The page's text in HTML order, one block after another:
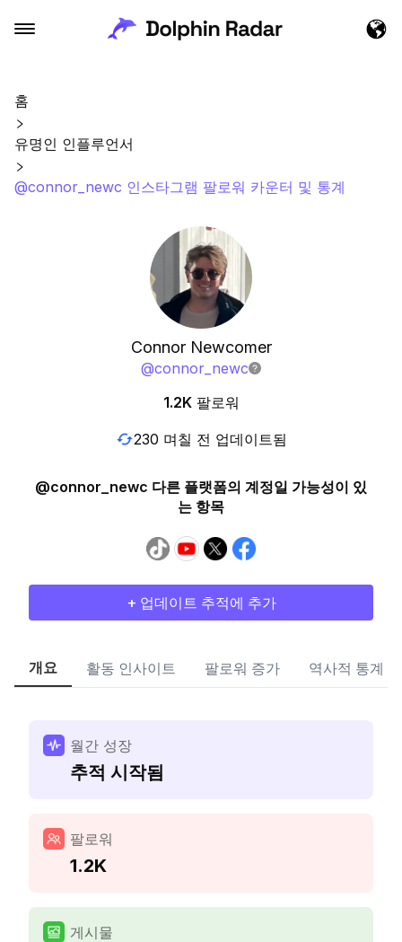
홈
유명인 인플루언서
@connor_newc 인스타그램 팔로워 카운터 및 통계
Connor Newcomer
@connor_newc
1.2K 팔로워
230 며칠 전 업데이트됨
@connor_newc 다른 플랫폼의 계정일 가능성이 있
는 항목
+ 업데이트 추적에 추가
개요 활동 인사이트 팔로워 증가 역사적 통계
월간 성장
추적 시작됨
팔로워
1.2K
게시물